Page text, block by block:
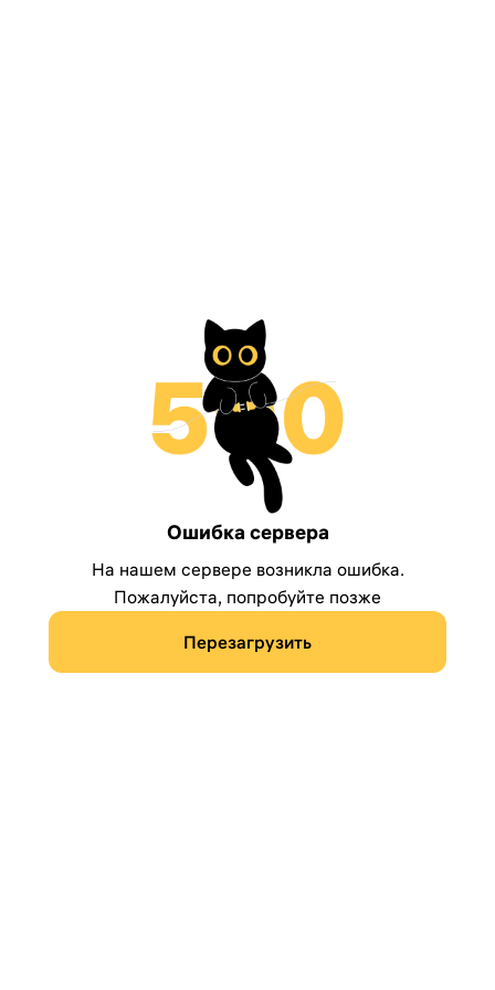
Ошибка сервера
На нашем сервере возникла ошибка.
Пожалуйста, попробуйте позже
Перезагрузить